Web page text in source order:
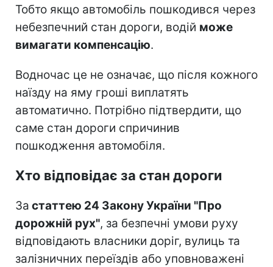
Тобто якщо автомобіль пошкодився через
небезпечний стан дороги, водій може
вимагати компенсацію.
Водночас це не означає, що після кожного
наїзду на яму гроші виплатять
автоматично. Потрібно підтвердити, що
саме стан дороги спричинив
пошкодження автомобіля.
Хто відповідає за стан дороги
За статтею 24 Закону України "Про
дорожній рух", за безпечні умови руху
відповідають власники доріг, вулиць та
залізничних переїздів або уповноважені